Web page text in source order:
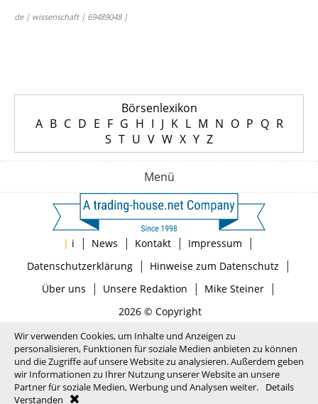
de | wissenschaft | 69489048 |
Börsenlexikon
A B C D E F G H I J K L M N O P Q R
S T U V W X Y Z
Menü
| i | News | Kontakt | Impressum |
Datenschutzerklärung| Hinweise zum Datenschutz |
Über uns | Unsere Redaktion | Mike Steiner|
2026 © Copyright
Wir verwenden Cookies, um Inhalte und Anzeigen zu
personalisieren, Funktionen für soziale Medien anbieten zu können
und die Zugriffe auf unsere Website zu analysieren. Außerdem geben
wir Informationen zu Ihrer Nutzung unserer Website an unsere
Partner für soziale Medien, Werbung und Analysen weiter.
Details
Verstanden